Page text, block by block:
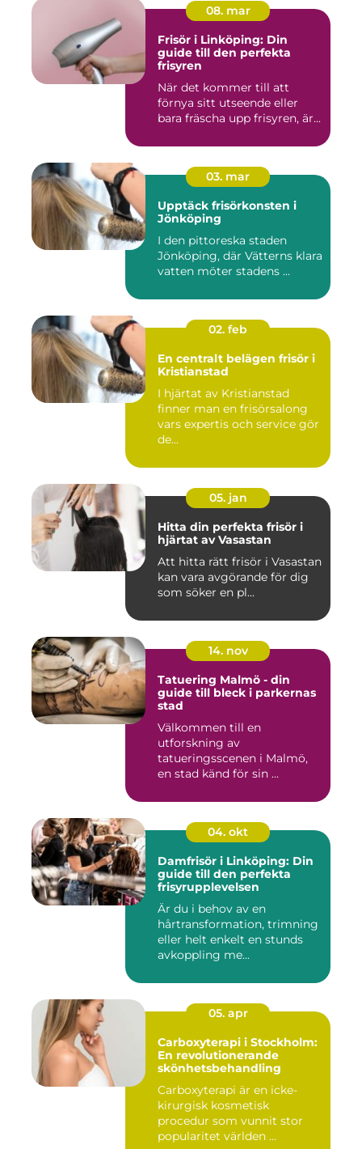
08. mar
Frisör i Linköping: Din
guide till den perfekta
frisyren
När det kommer till att
förnya sitt utseende eller
bara fräscha upp frisyren, är...
03. mar
Upptäck frisörkonsten i
Jönköping
I den pittoreska staden
Jönköping, där Vätterns klara
vatten möter stadens ...
02. feb
En centralt belägen frisör i
Kristianstad
I hjärtat av Kristianstad
finner man en frisörsalong
vars expertis och service gör
de...
05. jan
Hitta din perfekta frisör i
hjärtat av Vasastan
Att hitta rätt frisör i Vasastan
kan vara avgörande för dig
som söker en pl...
14. nov
Tatuering Malmö - din
guide till bleck i parkernas
stad
Välkommen till en
utforskning av
tatueringsscenen i Malmö,
en stad känd för sin ...
04. okt
Damfrisör i Linköping: Din
guide till den perfekta
frisyrupplevelsen
Är du i behov av en
hårtransformation, trimning
eller helt enkelt en stunds
avkoppling me...
05. apr
Carboxyterapi i Stockholm:
En revolutionerande
skönhetsbehandling
Carboxyterapi är en icke-
kirurgisk kosmetisk
procedur som vunnit stor
popularitet världen ...